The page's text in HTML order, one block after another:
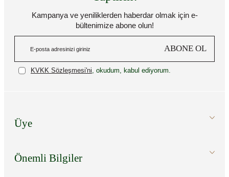
Kampanya ve yeniliklerden haberdar olmak için e-
bültenimize abone olun!
ABONE OL
KVKK Sözleşmesi'ni , okudum, kabul ediyorum.
Üye
Önemli Bilgiler